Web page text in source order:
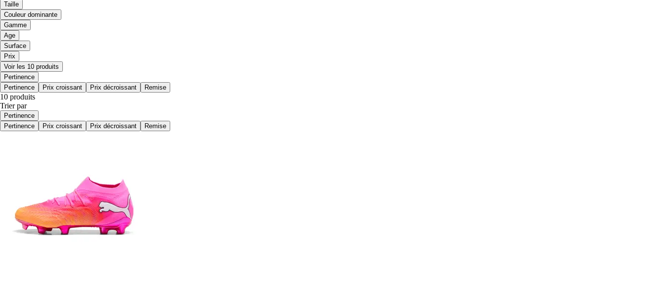
Taille
Couleur dominante
Gamme
Age
Surface
Prix
Voir les 10 produits
Pertinence
Pertinence
Prix croissant Prix décroissant Remise
10 produits
Trier par
Pertinence
Pertinence
Prix croissant Prix décroissant Remise